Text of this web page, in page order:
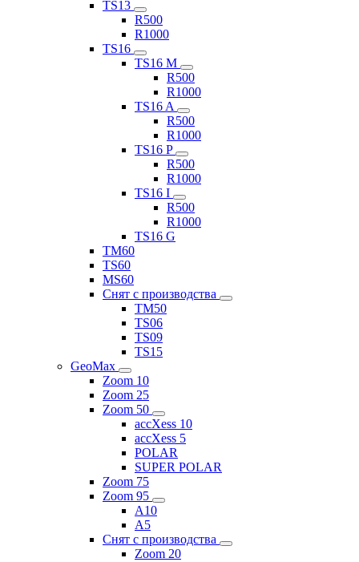
TS13
R500
R1000
TS16
TS16 M
R500
R1000
TS16 A
R500
R1000
TS16 P
R500
R1000
TS16 I
R500
R1000
TS16 G
TM60
TS60
MS60
Снят с производства
TM50
TS06
TS09
TS15
GeoMax
Zoom 10
Zoom 25
Zoom 50
accXess 10
accXess 5
POLAR
SUPER POLAR
Zoom 75
Zoom 95
A10
A5
Снят с производства
Zoom 20